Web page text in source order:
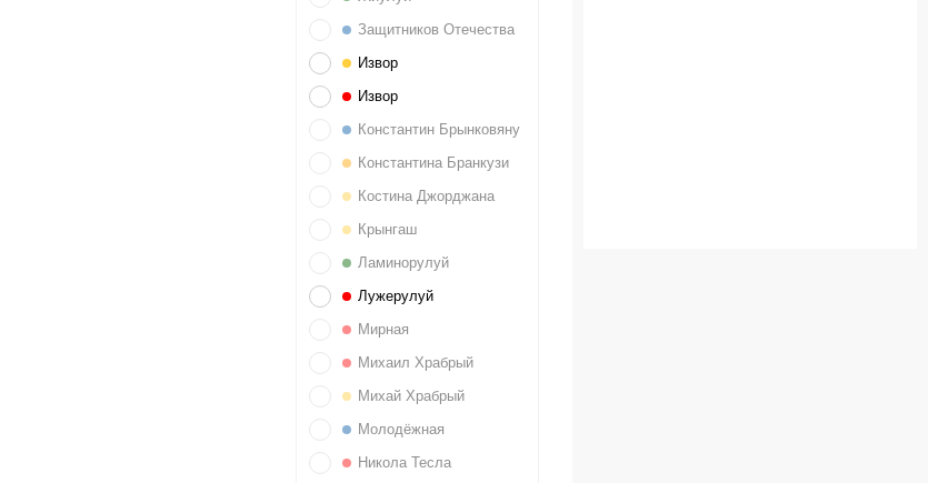
Защитников Отечества
Извор
Извор
Константин Брынковяну
Константина Бранкузи
Костина Джорджана
Крынгаш
Ламинорулуй
Лужерулуй
Мирная
Михаил Храбрый
Михай Храбрый
Молодёжная
Никола Тесла